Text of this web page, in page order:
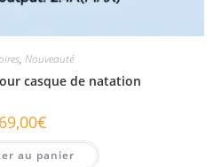
, Nouveauté
casque de natation
69,00€
au panier